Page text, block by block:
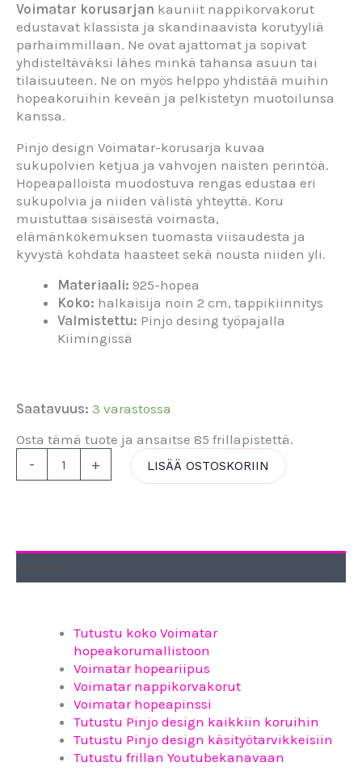
Voimatar korusarjan kauniit nappikorvakorut
edustavat klassista ja skandinaavista korutyyliä
parhaimmillaan. Ne ovat ajattomat ja sopivat
yhdisteltäväksi lähes minkä tahansa asuun tai
tilaisuuteen. Ne on myös helppo yhdistää muihin
hopeakoruihin keveän ja pelkistetyn muotoilunsa
kanssa.
Pinjo design Voimatar-korusarja kuvaa
sukupolvien ketjua ja vahvojen naisten perintöä.
Hopeapalloista muodostuva rengas edustaa eri
sukupolvia ja niiden välistä yhteyttä. Koru
muistuttaa sisäisestä voimasta,
elämänkokemuksen tuomasta viisaudesta ja
kyvystä kohdata haasteet sekä nousta niiden yli.
Materiaali: 925-hopea
Koko: halkaisija noin 2 cm, tappikiinnitys
Valmistettu: Pinjo desing työpajalla
Kiimingissä
Saatavuus: 3 varastossa
Osta tämä tuote ja ansaitse 85 frillapistettä.
- + LISÄÄ OSTOSKORIIN
Tutustu koko Voimatar
hopeakorumallistoon
Voimatar hopeariipus
Voimatar nappikorvakorut
Voimatar hopeapinssi
Tutustu Pinjo design kaikkiin koruihin
Tutustu Pinjo design käsityötarvikkeisiin
Tutustu frillan Youtubekanavaan